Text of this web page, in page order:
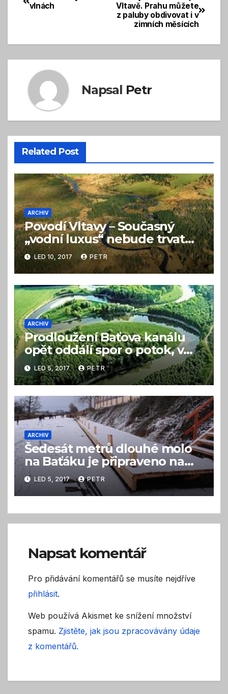
příspěvek
Vltavě. Prahu můžete
z paluby obdivovat i v
zimních měsících
vlnách
Napsal Petr
Related Post
ARCHIV
Povodí Vltavy – Současný
„vodní luxus“ nebude trvat
věčně
LED 10, 2017 PETR
ARCHIV
Prodloužení Baťova kanálu
opět oddálí spor o potok, v
němž chybí voda
LED 5, 2017 PETR
ARCHIV
Šedesát metrů dlouhé molo
na Baťáku je připraveno na
první lodě a houseboaty
LED 5, 2017 PETR
Napsat komentář
Pro přidávání komentářů se musíte nejdříve
přihlásit.
Web používá Akismet ke snížení množství
spamu. Zjistěte, jak jsou zpracovávány údaje
z komentářů.